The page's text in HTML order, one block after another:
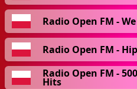
Radio Open FM -
Radio Open FM -
Radio Open FM -
Hits